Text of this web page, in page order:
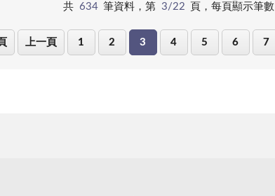
共 634 筆資料，第 3/22 頁，每頁顯示筆數
上一頁 1 2 3 4 5 6 7